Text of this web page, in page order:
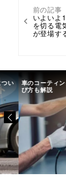
前の記事
いよいよ
を切る電
が登場す
い 車のコーティ
び方も解説